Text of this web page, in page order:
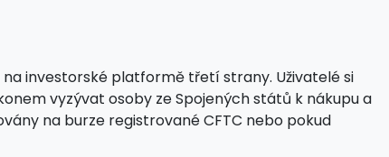
investorské platformě třetí strany. Uživatelé si
vyzývat osoby ze Spojených států k nákupu a
na burze registrované CFTC nebo pokud